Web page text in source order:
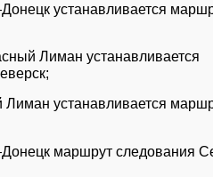
устанавливается
Лиман устанавливается
устанавливается
маршрут следования